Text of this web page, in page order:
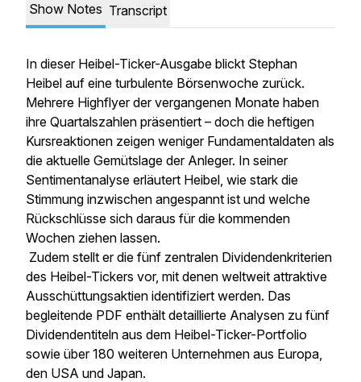
Show Notes Transcript
In dieser Heibel-Ticker-Ausgabe blickt Stephan
Heibel auf eine turbulente Börsenwoche zurück.
Mehrere Highflyer der vergangenen Monate haben
ihre Quartalszahlen präsentiert – doch die heftigen
Kursreaktionen zeigen weniger Fundamentaldaten als
die aktuelle Gemütslage der Anleger. In seiner
Sentimentanalyse erläutert Heibel, wie stark die
Stimmung inzwischen angespannt ist und welche
Rückschlüsse sich daraus für die kommenden
Wochen ziehen lassen.
Zudem stellt er die fünf zentralen Dividendenkriterien
des Heibel-Tickers vor, mit denen weltweit attraktive
Ausschüttungsaktien identifiziert werden. Das
begleitende PDF enthält detaillierte Analysen zu fünf
Dividendentiteln aus dem Heibel-Ticker-Portfolio
sowie über 180 weiteren Unternehmen aus Europa,
den USA und Japan.